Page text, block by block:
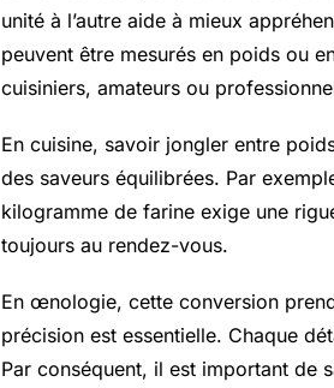
unité à l’autre aide à mieux
peuvent être mesurés en poids ou
cuisiniers, amateurs ou
En cuisine, savoir jongler entre
des saveurs équilibrées. Par
kilogramme de farine exige une
toujours au rendez-vous.
En œnologie, cette conversion
précision est essentielle. Chaque
Par conséquent, il est important de